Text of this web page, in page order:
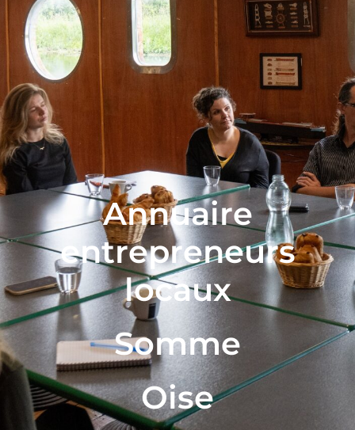
Annuaire
entrepreneurs
locaux
Somme
Oise